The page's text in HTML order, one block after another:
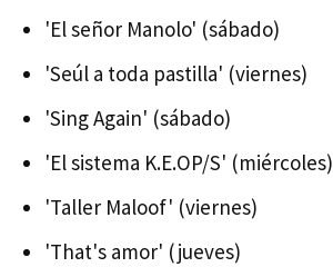
'El señor Manolo' (sábado)
'Seúl a toda pastilla' (viernes)
'Sing Again' (sábado)
'El sistema K.E.OP/S' (miércoles)
'Taller Maloof' (viernes)
'That's amor' (jueves)